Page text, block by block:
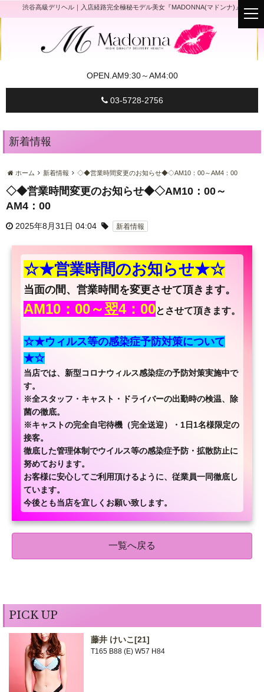
渋谷高級デリヘル｜入店経路完全極秘モデル美女『MADONNA(マドンナ)』
OPEN. AM9:30～AM4:00
03-5728-2756
新着情報
ホーム 新着情報 ◇◆営業時間変更のお知らせ◆◇AM10：00～AM4：00
◇◆営業時間変更のお知らせ◆◇AM10：00～
AM4：00
2025年8月31日 04:04 新着情報
☆★営業時間のお知らせ★☆
当面の間、営業時間を変更させて頂きます。
AM10：00～翌4：00とさせて頂きます。
☆★ウィルス等の感染症予防対策について
★☆
当店では、新型コロナウィルス感染症の予防対策実施中で
す。
※全スタッフ・キャスト・ドライバーの出勤時の検温、除
菌の徹底。
※キャストの完全自宅待機（完全送迎）・1日1名様限定の
接客。
徹底した管理体制でウイルス等の感染症予防・拡散防止に
努めております。
お客様に安心してご利用頂けるように、従業員一同徹底し
ています。
今後とも当店を宜しくお願い致します。
一覧へ戻る
PICK UP
藤井 けいこ[21]
T165 B88 (E) W57 H84
t
o
g
i
t